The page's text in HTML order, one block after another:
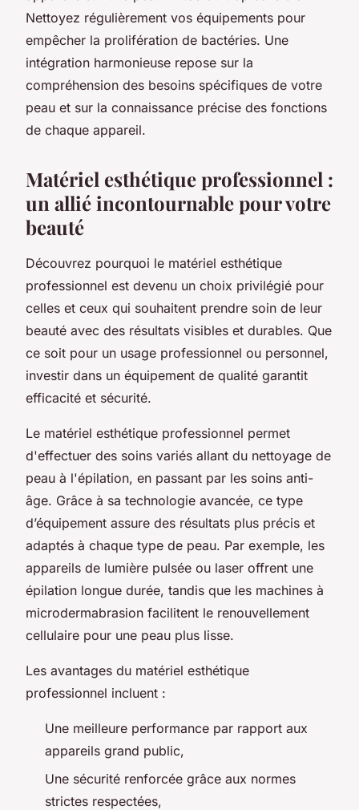
Nettoyez régulièrement vos équipements pour
empêcher la prolifération de bactéries. Une
intégration harmonieuse repose sur la
compréhension des besoins spécifiques de votre
peau et sur la connaissance précise des fonctions
de chaque appareil.
Matériel esthétique professionnel :
un allié incontournable pour votre
beauté
Découvrez pourquoi le matériel esthétique
professionnel est devenu un choix privilégié pour
celles et ceux qui souhaitent prendre soin de leur
beauté avec des résultats visibles et durables. Que
ce soit pour un usage professionnel ou personnel,
investir dans un équipement de qualité garantit
efficacité et sécurité.
Le matériel esthétique professionnel permet
d'effectuer des soins variés allant du nettoyage de
peau à l'épilation, en passant par les soins anti-
âge. Grâce à sa technologie avancée, ce type
d’équipement assure des résultats plus précis et
adaptés à chaque type de peau. Par exemple, les
appareils de lumière pulsée ou laser offrent une
épilation longue durée, tandis que les machines à
microdermabrasion facilitent le renouvellement
cellulaire pour une peau plus lisse.
Les avantages du matériel esthétique
professionnel incluent :
Une meilleure performance par rapport aux
appareils grand public,
Une sécurité renforcée grâce aux normes
strictes respectées,